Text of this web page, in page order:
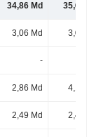
34,86 Md 35,61
3,06 Md 3,06
-
2,86 Md 4,19
2,49 Md 2,41